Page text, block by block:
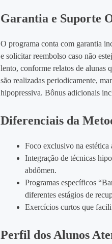
Garantia e Suporte
O programa conta com garantia
e solicitar reembolso caso não
lento, conforme relatos de alunas
são realizadas periodicamente,
hipopressiva. Bônus adicionais
Diferenciais da
Foco exclusivo na
Integração de técnicas
abdômen.
Programas específicos
diferentes estágios de
Exercícios curtos que
Perfil dos Alunos